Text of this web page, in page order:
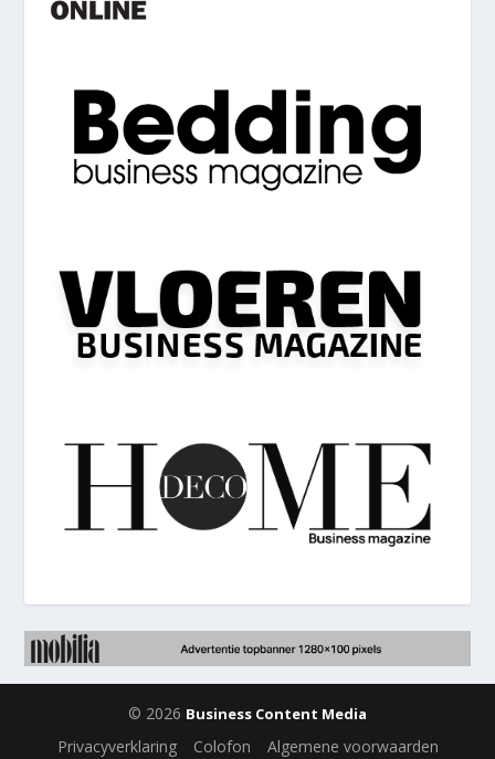
© 2026 Business Content Media
Privacyverklaring Colofon Algemene voorwaarden